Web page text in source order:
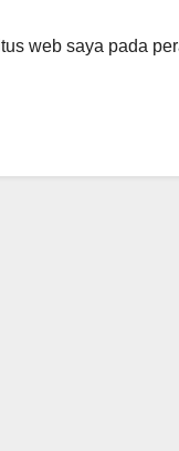
web saya pada